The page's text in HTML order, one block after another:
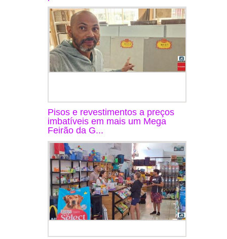
Pisos e revestimentos a preços
imbatíveis em mais um Mega
Feirão da G...